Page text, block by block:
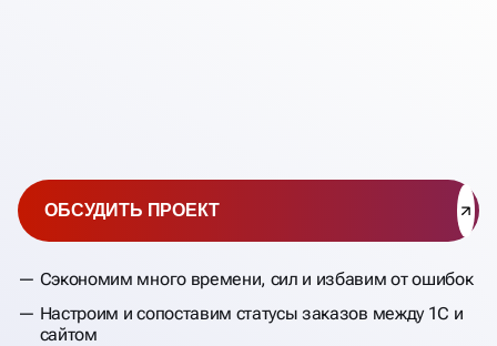
САЙТОМ
Сэкономим много времени, сил и избавим от ошибок
Настроим и сопоставим статусы заказов между 1С и
сайтом
ОБСУДИТЬ ПРОЕКТ